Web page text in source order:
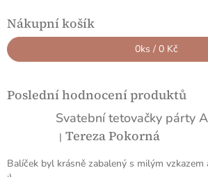
Nákupní košík
0ks / 0 Kč
Poslední hodnocení produktů
Svatební tetovačky párty
Hodnocení produktu je 5 z 5
| Tereza Pokorná
Balíček byl krásně zabalený s milým vzkazem